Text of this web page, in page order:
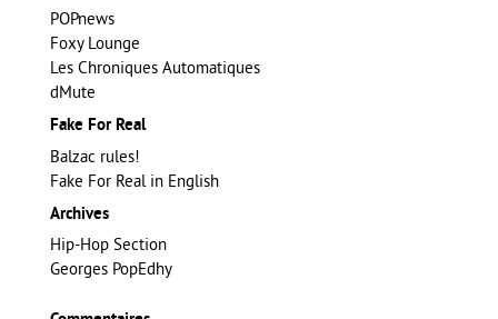
POPnews
Foxy Lounge
Les Chroniques Automatiques
dMute
Fake For Real
Balzac rules!
Fake For Real in English
Archives
Hip-Hop Section
Georges PopEdhy